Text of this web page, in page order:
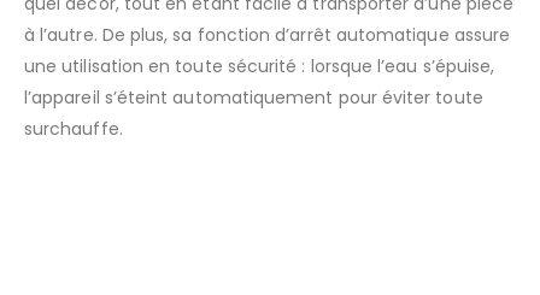
à l’autre. De plus, sa fonction d’arrêt automatique assure
une utilisation en toute sécurité : lorsque l’eau s’épuise,
l’appareil s’éteint automatiquement pour éviter toute
surchauffe.